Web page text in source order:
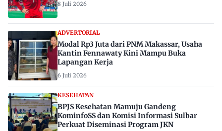
8 Juli 2026
ADVERTORIAL
Modal Rp3 Juta dari PNM Makassar, Usaha
Kantin Fennawaty Kini Mampu Buka
Lapangan Kerja
6 Juli 2026
KESEHATAN
BPJS Kesehatan Mamuju Gandeng
KominfoSS dan Komisi Informasi Sulbar
Perkuat Diseminasi Program JKN